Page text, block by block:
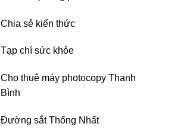
Chia sẻ kiến thức
Tạp chí sức khỏe
Cho thuê máy photocopy Thanh
Bình
Đường sắt Thống Nhất